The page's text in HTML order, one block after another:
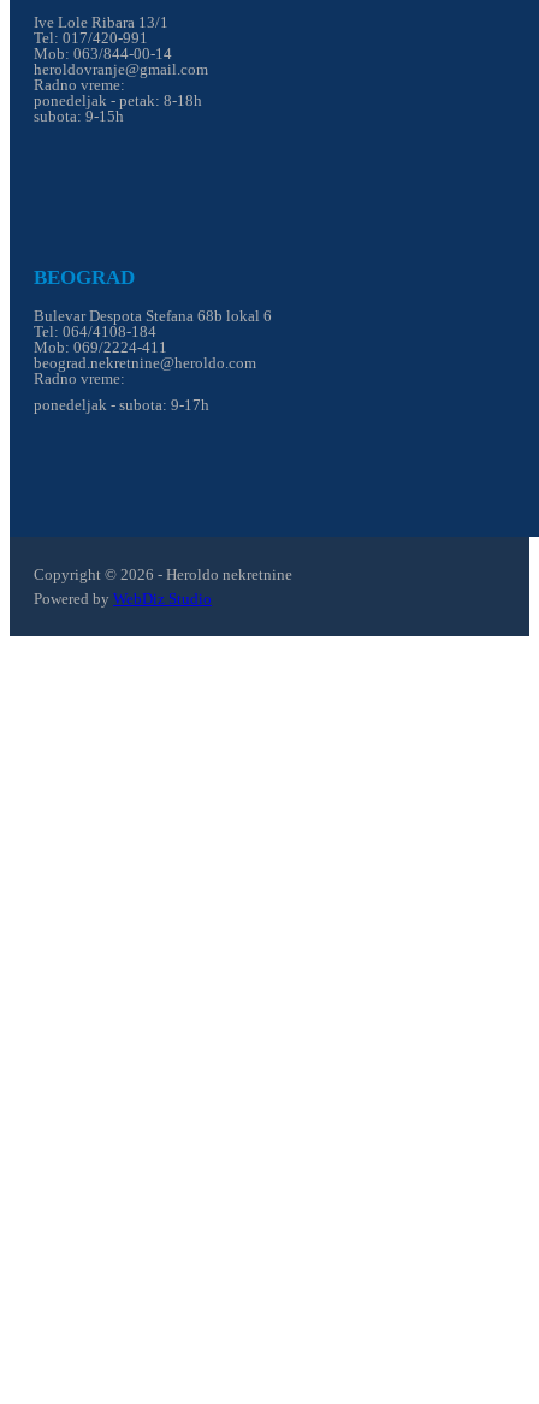
Ive Lole Ribara 13/1
Tel: 017/420-991
Mob: 063/844-00-14
heroldovranje@gmail.com
Radno vreme:
ponedeljak - petak: 8-18h
subota: 9-15h
BEOGRAD
Bulevar Despota Stefana 68b lokal 6
Tel: 064/4108-184
Mob: 069/2224-411
beograd.nekretnine@heroldo.com
Radno vreme:
ponedeljak - subota: 9-17h
Copyright © 2026 - Heroldo nekretnine
Powered by WebDiz Studio